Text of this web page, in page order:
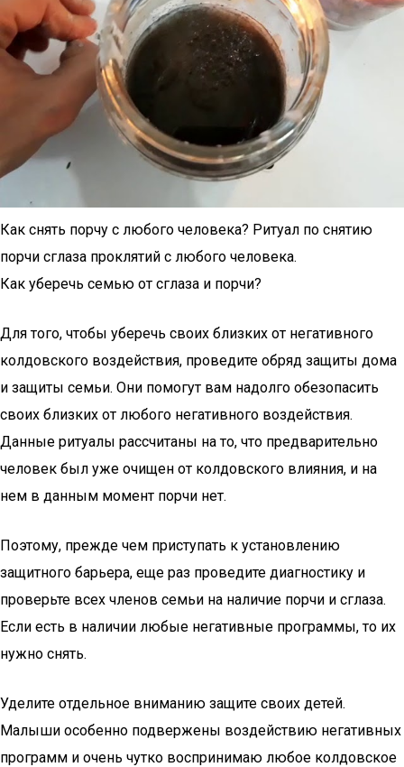
Как снять порчу с любого человека? Ритуал по снятию
порчи сглаза проклятий с любого человека.
Как уберечь семью от сглаза и порчи?
Для того, чтобы уберечь своих близких от негативного
колдовского воздействия, проведите обряд защиты дома
и защиты семьи. Они помогут вам надолго обезопасить
своих близких от любого негативного воздействия.
Данные ритуалы рассчитаны на то, что предварительно
человек был уже очищен от колдовского влияния, и на
нем в данным момент порчи нет.
Поэтому, прежде чем приступать к установлению
защитного барьера, еще раз проведите диагностику и
проверьте всех членов семьи на наличие порчи и сглаза.
Если есть в наличии любые негативные программы, то их
нужно снять.
Уделите отдельное вниманию защите своих детей.
Малыши особенно подвержены воздействию негативных
программ и очень чутко воспринимаю любое колдовское